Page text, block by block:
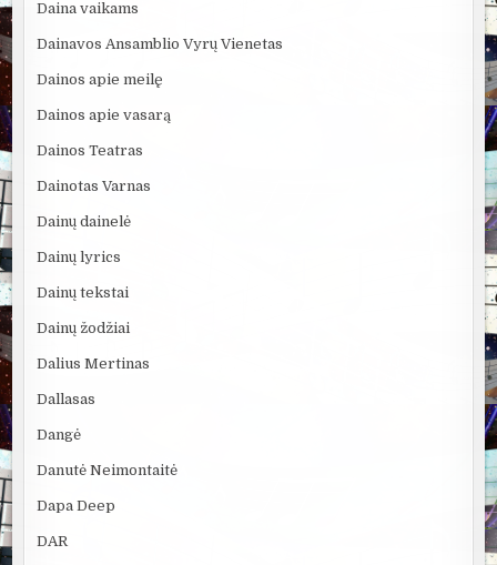
Daina vaikams
Dainavos Ansamblio Vyrų Vienetas
Dainos apie meilę
Dainos apie vasarą
Dainos Teatras
Dainotas Varnas
Dainų dainelė
Dainų lyrics
Dainų tekstai
Dainų žodžiai
Dalius Mertinas
Dallasas
Dangė
Danutė Neimontaitė
Dapa Deep
DAR